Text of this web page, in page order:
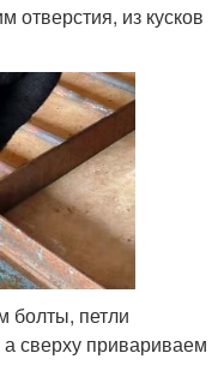
отверстия, из кусков
болты, петли
а сверху привариваем